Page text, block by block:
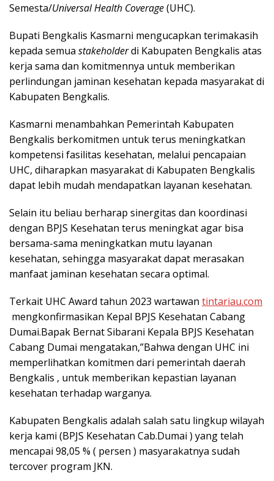
Semesta/Universal Health Coverage(UHC).
Bupati Bengkalis Kasmarni mengucapkan terimakasih
kepada semua stakeholderdi Kabupaten Bengkalis atas
kerja sama dan komitmennya untuk memberikan
perlindungan jaminan kesehatan kepada masyarakat di
Kabupaten Bengkalis.
Kasmarni menambahkan Pemerintah Kabupaten
Bengkalis berkomitmen untuk terus meningkatkan
kompetensi fasilitas kesehatan, melalui pencapaian
UHC, diharapkan masyarakat di Kabupaten Bengkalis
dapat lebih mudah mendapatkan layanan kesehatan.
Selain itu beliau berharap sinergitas dan koordinasi
dengan BPJS Kesehatan terus meningkat agar bisa
bersama-sama meningkatkan mutu layanan
kesehatan, sehingga masyarakat dapat merasakan
manfaat jaminan kesehatan secara optimal.
Terkait UHC Award tahun 2023 wartawan tintariau.com
mengkonfirmasikan Kepal BPJS Kesehatan Cabang
Dumai.Bapak Bernat Sibarani Kepala BPJS Kesehatan
Cabang Dumai mengatakan,”Bahwa dengan UHC ini
memperlihatkan komitmen dari pemerintah daerah
Bengkalis , untuk memberikan kepastian layanan
kesehatan terhadap warganya.
Kabupaten Bengkalis adalah salah satu lingkup wilayah
kerja kami (BPJS Kesehatan Cab.Dumai ) yang telah
mencapai 98,05 % ( persen ) masyarakatnya sudah
tercover program JKN.